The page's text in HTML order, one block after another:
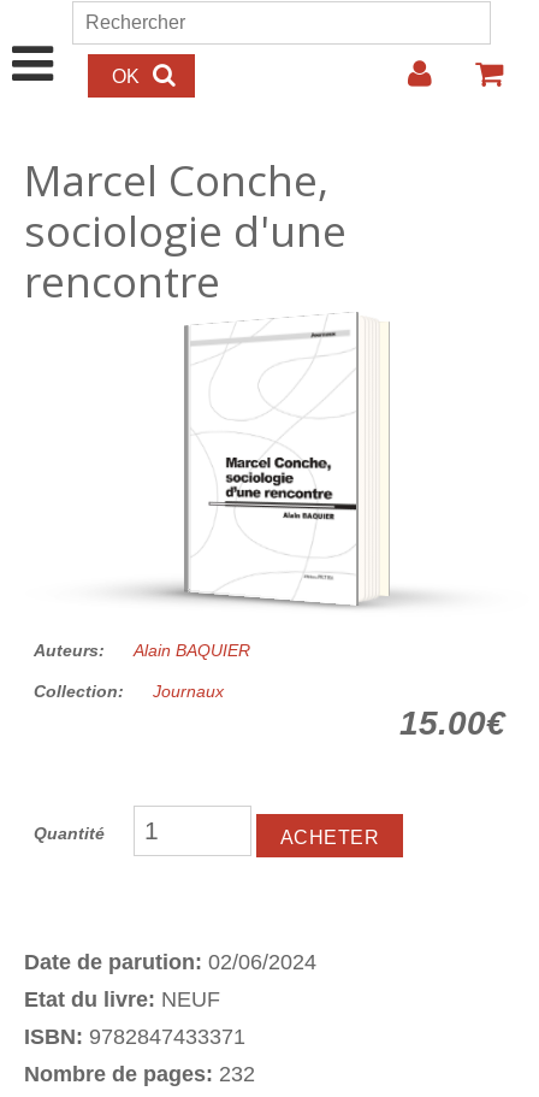
Aller au contenu principal
Formulaire de recherche
Rechercher
Marcel Conche,
sociologie d'une
rencontre
15.00€
Auteurs: Alain BAQUIER
Collection: Journaux
15.00€
Quantité
Date de parution: 02/06/2024
Etat du livre: NEUF
ISBN: 9782847433371
Nombre de pages: 232